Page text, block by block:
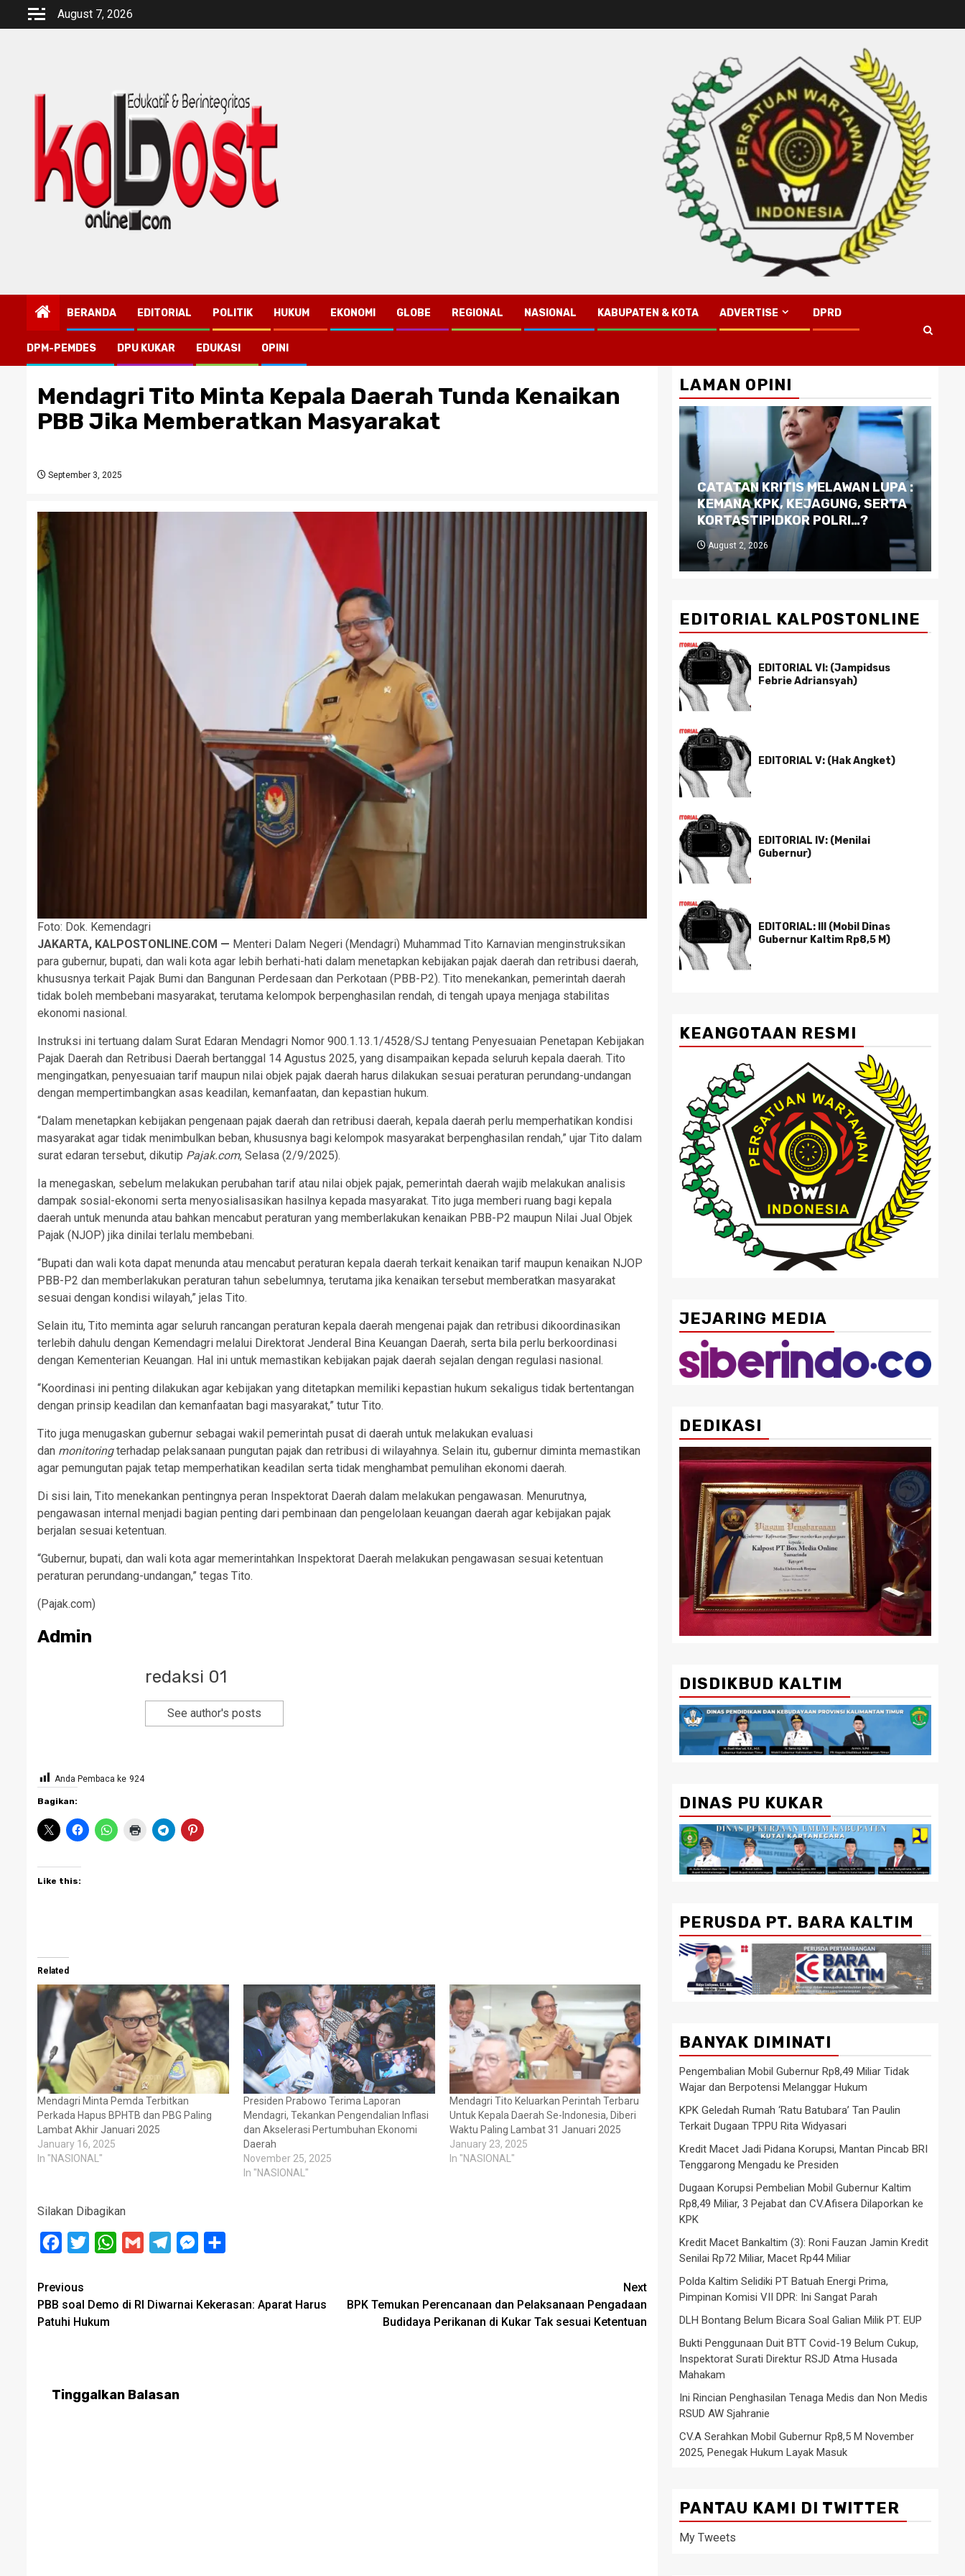
August 7, 2026
BERANDA EDITORIAL POLITIK HUKUM EKONOMI GLOBE REGIONAL NASIONAL KABUPATEN & KOTA ADVERTISE DPRD
DPM-PEMDES DPU KUKAR EDUKASI OPINI
Mendagri Tito Minta Kepala Daerah Tunda Kenaikan
PBB Jika Memberatkan Masyarakat
September 3, 2025
Foto: Dok. Kemendagri
JAKARTA, KALPOSTONLINE.COM — Menteri Dalam Negeri (Mendagri) Muhammad Tito Karnavian menginstruksikan
para gubernur, bupati, dan wali kota agar lebih berhati-hati dalam menetapkan kebijakan pajak daerah dan retribusi daerah,
khususnya terkait Pajak Bumi dan Bangunan Perdesaan dan Perkotaan (PBB-P2). Tito menekankan, pemerintah daerah
tidak boleh membebani masyarakat, terutama kelompok berpenghasilan rendah, di tengah upaya menjaga stabilitas
ekonomi nasional.
Instruksi ini tertuang dalam Surat Edaran Mendagri Nomor 900.1.13.1/4528/SJ tentang Penyesuaian Penetapan Kebijakan
Pajak Daerah dan Retribusi Daerah bertanggal 14 Agustus 2025, yang disampaikan kepada seluruh kepala daerah. Tito
mengingatkan, penyesuaian tarif maupun nilai objek pajak daerah harus dilakukan sesuai peraturan perundang-undangan
dengan mempertimbangkan asas keadilan, kemanfaatan, dan kepastian hukum.
“Dalam menetapkan kebijakan pengenaan pajak daerah dan retribusi daerah, kepala daerah perlu memperhatikan kondisi
masyarakat agar tidak menimbulkan beban, khususnya bagi kelompok masyarakat berpenghasilan rendah,” ujar Tito dalam
surat edaran tersebut, dikutip Pajak.com, Selasa (2/9/2025).
Ia menegaskan, sebelum melakukan perubahan tarif atau nilai objek pajak, pemerintah daerah wajib melakukan analisis
dampak sosial-ekonomi serta menyosialisasikan hasilnya kepada masyarakat. Tito juga memberi ruang bagi kepala
daerah untuk menunda atau bahkan mencabut peraturan yang memberlakukan kenaikan PBB-P2 maupun Nilai Jual Objek
Pajak (NJOP) jika dinilai terlalu membebani.
“Bupati dan wali kota dapat menunda atau mencabut peraturan kepala daerah terkait kenaikan tarif maupun kenaikan NJOP
PBB-P2 dan memberlakukan peraturan tahun sebelumnya, terutama jika kenaikan tersebut memberatkan masyarakat
sesuai dengan kondisi wilayah,” jelas Tito.
Selain itu, Tito meminta agar seluruh rancangan peraturan kepala daerah mengenai pajak dan retribusi dikoordinasikan
terlebih dahulu dengan Kemendagri melalui Direktorat Jenderal Bina Keuangan Daerah, serta bila perlu berkoordinasi
dengan Kementerian Keuangan. Hal ini untuk memastikan kebijakan pajak daerah sejalan dengan regulasi nasional.
“Koordinasi ini penting dilakukan agar kebijakan yang ditetapkan memiliki kepastian hukum sekaligus tidak bertentangan
dengan prinsip keadilan dan kemanfaatan bagi masyarakat,” tutur Tito.
Tito juga menugaskan gubernur sebagai wakil pemerintah pusat di daerah untuk melakukan evaluasi
dan monitoringterhadap pelaksanaan pungutan pajak dan retribusi di wilayahnya. Selain itu, gubernur diminta memastikan
agar pemungutan pajak tetap memperhatikan keadilan serta tidak menghambat pemulihan ekonomi daerah.
Di sisi lain, Tito menekankan pentingnya peran Inspektorat Daerah dalam melakukan pengawasan. Menurutnya,
pengawasan internal menjadi bagian penting dari pembinaan dan pengelolaan keuangan daerah agar kebijakan pajak
berjalan sesuai ketentuan.
“Gubernur, bupati, dan wali kota agar memerintahkan Inspektorat Daerah melakukan pengawasan sesuai ketentuan
peraturan perundang-undangan,” tegas Tito.
(Pajak.com)
Admin
redaksi 01
See author's posts
Anda Pembaca ke 924
Bagikan:
Like this:
Related
Mendagri Minta Pemda Terbitkan
Perkada Hapus BPHTB dan PBG Paling
Lambat Akhir Januari 2025
January 16, 2025
In "NASIONAL"
Presiden Prabowo Terima Laporan
Mendagri, Tekankan Pengendalian Inflasi
dan Akselerasi Pertumbuhan Ekonomi
Daerah
November 25, 2025
In "NASIONAL"
Mendagri Tito Keluarkan Perintah Terbaru
Untuk Kepala Daerah Se-Indonesia, Diberi
Waktu Paling Lambat 31 Januari 2025
January 23, 2025
In "NASIONAL"
Silakan Dibagikan
Facebook
Twitter WhatsApp
Gmail TelegramMessenger
Post
navigation
Previous
PBB soal Demo di RI Diwarnai Kekerasan: Aparat Harus
Patuhi Hukum
Next
BPK Temukan Perencanaan dan Pelaksanaan Pengadaan
Budidaya Perikanan di Kukar Tak sesuai Ketentuan
Tinggalkan Balasan
LAMAN OPINI
CATATAN KRITIS MELAWAN LUPA :
KEMANA KPK, KEJAGUNG, SERTA
KORTASTIPIDKOR POLRI…?
August 2, 2026
EDITORIAL KALPOSTONLINE
EDITORIAL VI: (Jampidsus
Febrie Adriansyah)
EDITORIAL V: (Hak Angket)
EDITORIAL IV: (Menilai
Gubernur)
EDITORIAL: III (Mobil Dinas
Gubernur Kaltim Rp8,5 M)
KEANGOTAAN RESMI
JEJARING MEDIA
DEDIKASI
DISDIKBUD KALTIM
DINAS PU KUKAR
PERUSDA PT. BARA KALTIM
BANYAK DIMINATI
Pengembalian Mobil Gubernur Rp8,49 Miliar Tidak
Wajar dan Berpotensi Melanggar Hukum
KPK Geledah Rumah ‘Ratu Batubara’ Tan Paulin
Terkait Dugaan TPPU Rita Widyasari
Kredit Macet Jadi Pidana Korupsi, Mantan Pincab BRI
Tenggarong Mengadu ke Presiden
Dugaan Korupsi Pembelian Mobil Gubernur Kaltim
Rp8,49 Miliar, 3 Pejabat dan CV.Afisera Dilaporkan ke
KPK
Kredit Macet Bankaltim (3): Roni Fauzan Jamin Kredit
Senilai Rp72 Miliar, Macet Rp44 Miliar
Polda Kaltim Selidiki PT Batuah Energi Prima,
Pimpinan Komisi VII DPR: Ini Sangat Parah
DLH Bontang Belum Bicara Soal Galian Milik PT. EUP
Bukti Penggunaan Duit BTT Covid-19 Belum Cukup,
Inspektorat Surati Direktur RSJD Atma Husada
Mahakam
Ini Rincian Penghasilan Tenaga Medis dan Non Medis
RSUD AW Sjahranie
CV.A Serahkan Mobil Gubernur Rp8,5 M November
2025, Penegak Hukum Layak Masuk
PANTAU KAMI DI TWITTER
My Tweets